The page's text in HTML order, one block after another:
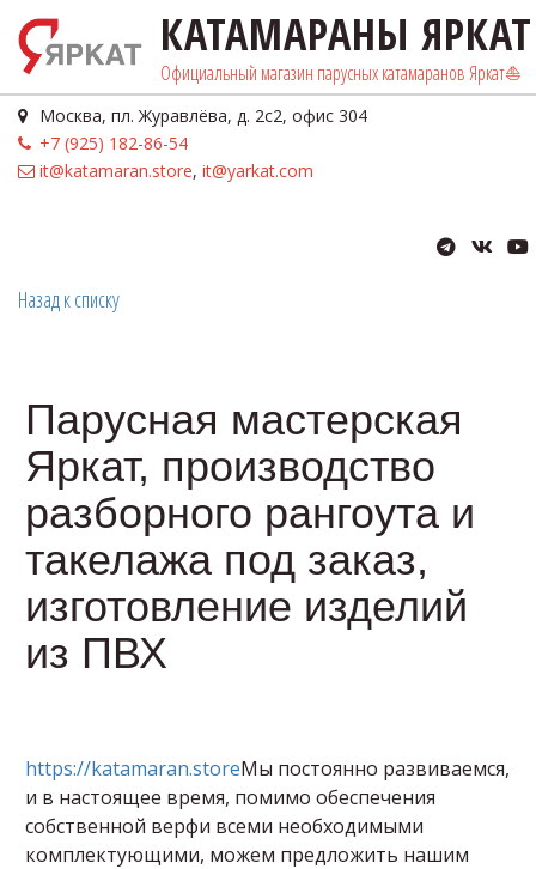
КАТАМАРА­­­­­­­­НЫ ЯРКАТ
Официальный магазин парусных катамаранов Яркат⛵️
Москва, пл. Журавлёва, д. 2с2, офис 304
+7 (925) 182-86-54
it@katamaran.store, it@yarkat.com
Назад к списку
Парусная мастерская
Яркат, производство
разборного рангоута и
такелажа под заказ,
изготовление изделий
из ПВХ
https://katamaran.storeМы постоянно развиваемся,
и в настоящее время, помимо обеспечения
собственной верфи всеми необходимыми
комплектующими, можем предложить нашим